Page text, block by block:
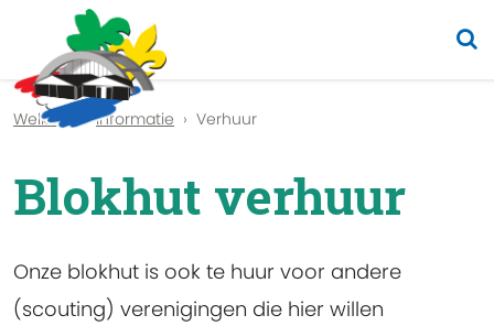
Previous
Welkom Informatie Verhuur
Blokhut verhuur
Onze blokhut is ook te huur voor andere
(scouting) verenigingen die hier willen